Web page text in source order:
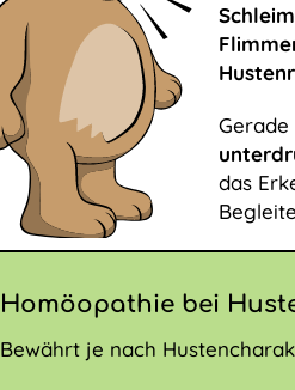
das
Homöopathie bei
Bewährt je nach